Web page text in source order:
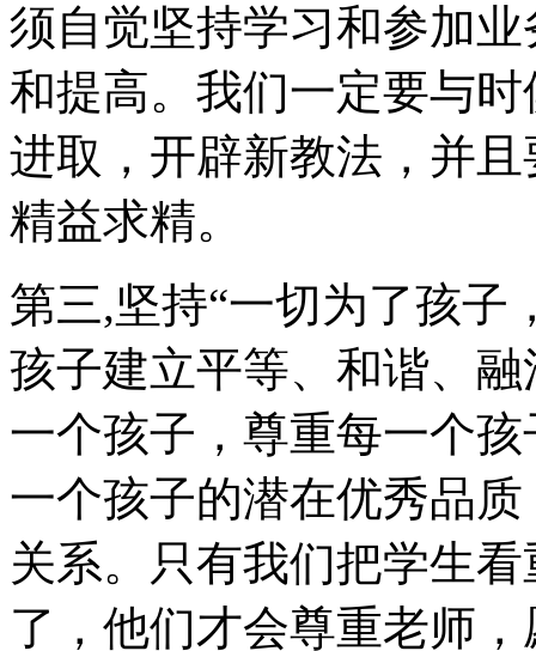
须自觉坚持学习和参加
和提高。我们一定要与
进取，开辟新教法，并
精益求精。
第三,坚持“一切为了孩子
孩子建立平等、和谐、
一个孩子，尊重每一个
一个孩子的潜在优秀品
关系。只有我们把学生
了，他们才会尊重老师